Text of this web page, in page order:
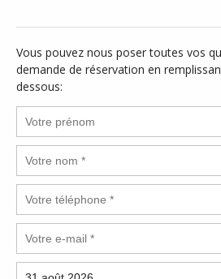
Vous pouvez nous poser toutes vos
demande de réservation en
dessous: